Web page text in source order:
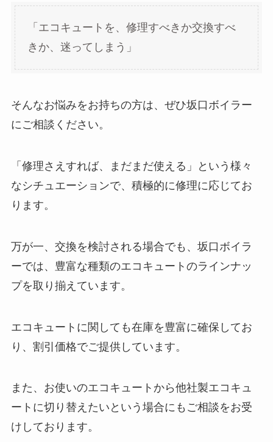
「エコキュートを、修理すべきか交換すべ
きか、迷ってしまう」
そんなお悩みをお持ちの方は、ぜひ坂口ボイラー
にご相談ください。
「修理さえすれば、まだまだ使える」という様々
なシチュエーションで、積極的に修理に応じてお
ります。
万が一、交換を検討される場合でも、坂口ボイラ
ーでは、豊富な種類のエコキュートのラインナッ
プを取り揃えています。
エコキュートに関しても在庫を豊富に確保してお
り、割引価格でご提供しています。
また、お使いのエコキュートから他社製エコキュ
ートに切り替えたいという場合にもご相談をお受
けしております。